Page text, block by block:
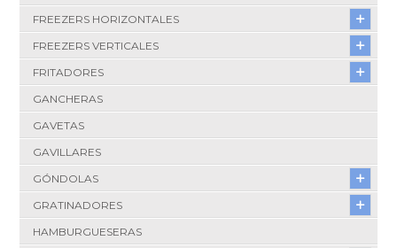
FREEZERS HORIZONTALES
FREEZERS VERTICALES
FRITADORES
GANCHERAS
GAVETAS
GAVILLARES
GÓNDOLAS
GRATINADORES
HAMBURGUESERAS